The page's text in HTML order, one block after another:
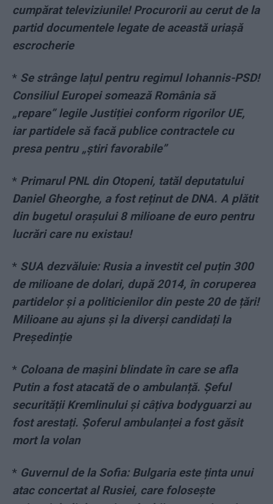
cumpărat televiziunile! Procurorii au cerut de la
partid documentele legate de această uriașă
escrocherie
* Se strânge lațul pentru regimul Iohannis-PSD!
Consiliul Europei somează România să
„repare” legile Justiției conform rigorilor UE,
iar partidele să facă publice contractele cu
presa pentru „știri favorabile”
* Primarul PNL din Otopeni, tatăl deputatului
Daniel Gheorghe, a fost reținut de DNA. A plătit
din bugetul orașului 8 milioane de euro pentru
lucrări care nu existau!
* SUA dezvăluie: Rusia a investit cel puțin 300
de milioane de dolari, după 2014, în coruperea
partidelor și a politicienilor din peste 20 de țări!
Milioane au ajuns și la diverși candidați la
Președinție
* Coloana de mașini blindate în care se afla
Putin a fost atacată de o ambulanță. Șeful
securității Kremlinului și câțiva bodyguarzi au
fost arestați. Șoferul ambulanței a fost găsit
mort la volan
* Guvernul de la Sofia: Bulgaria este ținta unui
atac concertat al Rusiei, care folosește